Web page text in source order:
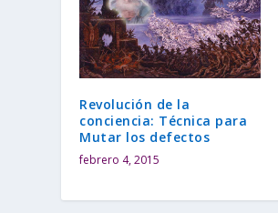
Revolución de la
conciencia: Técnica para
Mutar los defectos
febrero 4, 2015